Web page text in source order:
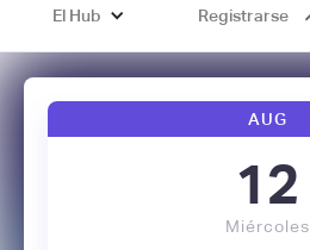
El Hub Registrarse
AUG
12
Miércoles